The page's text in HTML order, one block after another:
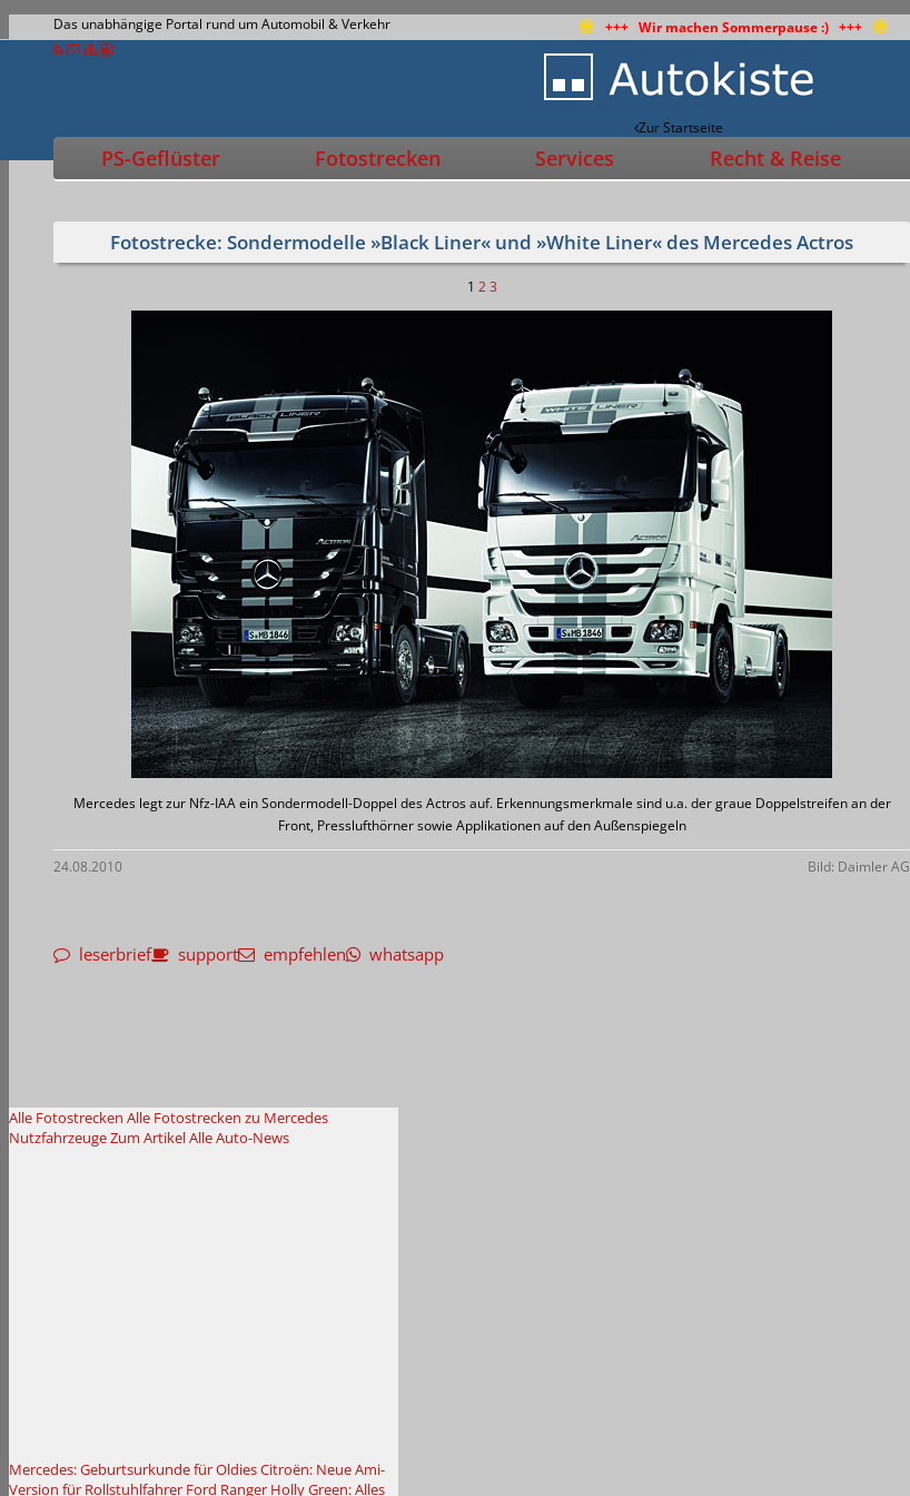
Das unabhängige Portal rund um Automobil & Verkehr +++ Wir machen Sommerpause :) +++
Zur Startseite
PS-Geflüster Fotostrecken Services Recht & Reise
Fotostrecke: Sondermodelle »Black Liner« und »White Liner« des Mercedes Actros
1 2 3
Mercedes legt zur Nfz-IAA ein Sondermodell-Doppel des Actros auf. Erkennungsmerkmale sind u.a. der graue Doppelstreifen an der
Front, Presslufthörner sowie Applikationen auf den Außenspiegeln
24.08.2010 Bild: Daimler AG
leserbrief support empfehlen whatsapp
Alle Fotostrecken Alle Fotostrecken zu Mercedes
NutzfahrzeugeZum ArtikelAlle Auto-News
Mercedes: Geburtsurkunde für OldiesCitroën: Neue Ami-
Version für Rollstuhlfahrer Ford Ranger Holly Green: Alles